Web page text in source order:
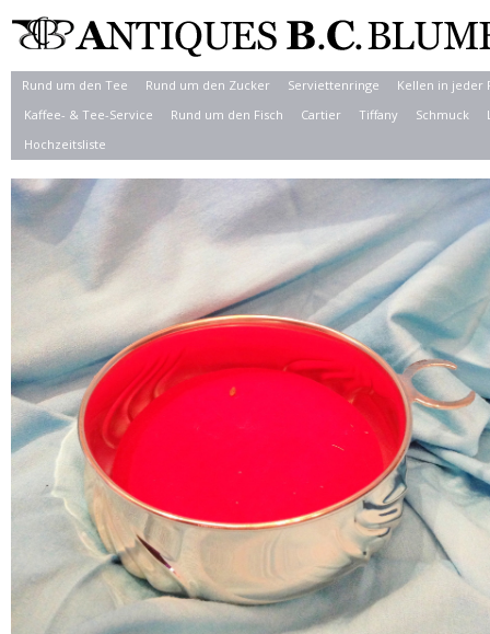
Rund um den Tee Rund um den Zucker Serviettenringe
Kellen in jeder
Kaffee- & Tee-Service
Rund um den Fisch Cartier Tiffany Schmuck
Hochzeitsliste